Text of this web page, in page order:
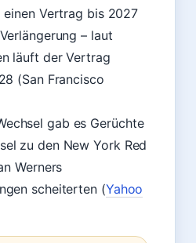
einen Vertrag bis 2027
– laut
läuft der Vertrag
(San Francisco
gab es Gerüchte
zu den New York Red
Werners
scheiterten (Yahoo